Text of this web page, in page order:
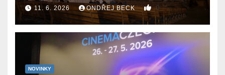
11. 6. 2026 ONDŘEJ BECK 0
NOVINKY